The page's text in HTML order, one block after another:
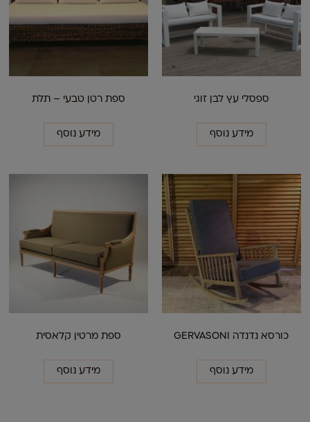
ספסלי עץ לבן זוגי
מידע נוסף
ספת רטן טבעי – תלת
מידע נוסף
כורסא נדנדה GERVASONI
מידע נוסף
ספת מרטין קלאסית
מידע נוסף